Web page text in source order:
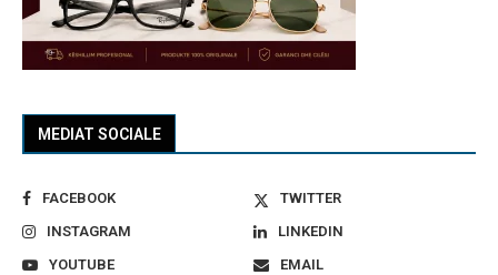
MEDIAT SOCIALE
FACEBOOK
TWITTER
INSTAGRAM
LINKEDIN
YOUTUBE
EMAIL